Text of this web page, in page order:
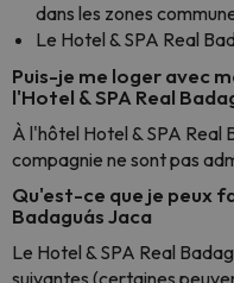
dans les zones
Le Hotel & SPA Real
Puis-je me loger avec
l'Hotel & SPA Real
À l'hôtel Hotel & SPA Real
compagnie ne sont pas
Qu'est-ce que je peux
Badaguás Jaca
Le Hotel & SPA Real
suivantes (certaines